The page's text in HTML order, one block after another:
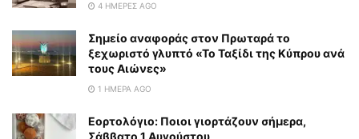
4 ΗΜΈΡΕΣ AGO
Σημείο αναφοράς στον Πρωταρά το
ξεχωριστό γλυπτό «Το Ταξίδι της Κύπρου ανά
τους Αιώνες»
1 ΗΜΈΡΑ AGO
Εορτολόγιο: Ποιοι γιορτάζουν σήμερα,